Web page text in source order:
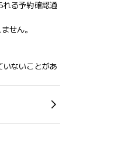
れる予約確認通
せん。
いないことがあ